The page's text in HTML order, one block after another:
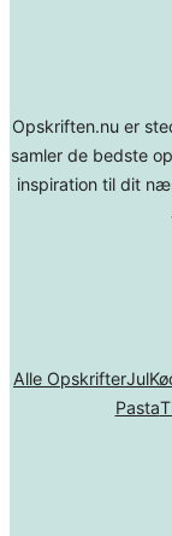
Opskriften.nu er
samler de bedste
inspiration til dit
Alle OpskrifterJul
Pasta